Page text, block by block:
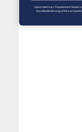
Zapoznałem się z Regulaminem
biuro@optimalenergy.pl lub w